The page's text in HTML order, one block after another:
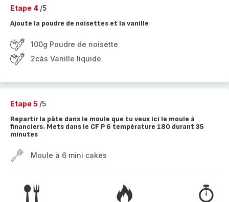
Etape 4 /5
Ajoute la poudre de noisettes et la vanille
100g Poudre de noisette
2càs Vanille liquide
Etape 5 /5
Repartir la pâte dans le moule que tu veux ici le moule à
financiers. Mets dans le CF P 6 température 180 durant 35
minutes
Moule à 6 mini cakes